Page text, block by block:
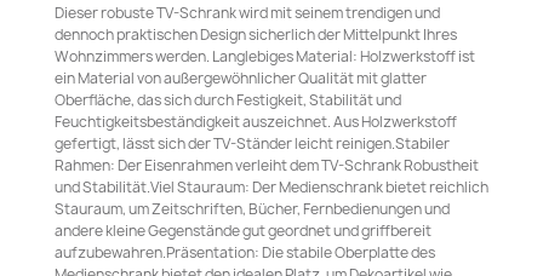
Dieser robuste TV-Schrank wird mit seinem trendigen und
dennoch praktischen Design sicherlich der Mittelpunkt Ihres
Wohnzimmers werden. Langlebiges Material: Holzwerkstoff ist
ein Material von außergewöhnlicher Qualität mit glatter
Oberfläche, das sich durch Festigkeit, Stabilität und
Feuchtigkeitsbeständigkeit auszeichnet. Aus Holzwerkstoff
gefertigt, lässt sich der TV-Ständer leicht reinigen.Stabiler
Rahmen: Der Eisenrahmen verleiht dem TV-Schrank Robustheit
und Stabilität.Viel Stauraum: Der Medienschrank bietet reichlich
Stauraum, um Zeitschriften, Bücher, Fernbedienungen und
andere kleine Gegenstände gut geordnet und griffbereit
aufzubewahren.Präsentation: Die stabile Oberplatte des